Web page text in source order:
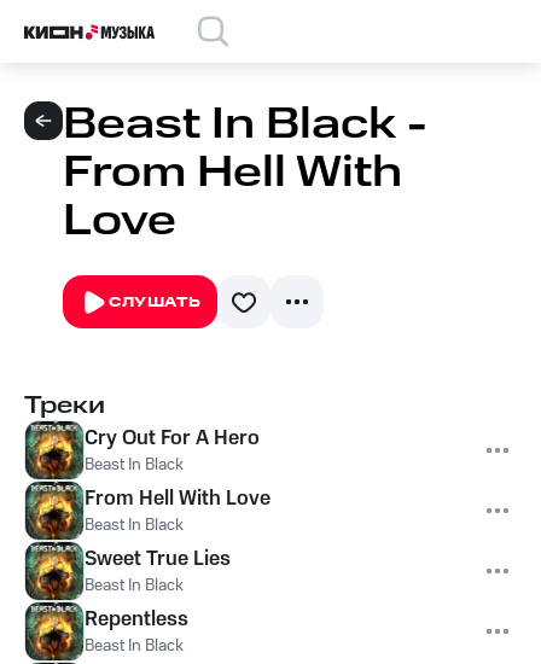
Beast In Black -
From Hell With
Love
СЛУШАТЬ
Треки
Cry Out For A Hero
Beast In Black
From Hell With Love
Beast In Black
Sweet True Lies
Beast In Black
Repentless
Beast In Black